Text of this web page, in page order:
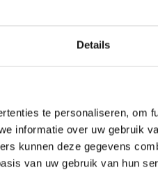
Details
te personaliseren, om
informatie over uw gebruik
kunnen deze gegevens
van uw gebruik van hun